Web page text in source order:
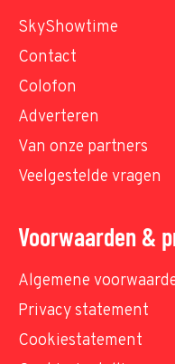
SkyShowtime
Contact
Colofon
Adverteren
Van onze partners
Veelgestelde vragen
Voorwaarden &
Algemene
Privacy statement
Cookiestatement